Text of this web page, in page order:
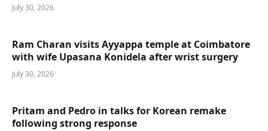
July 30, 2026
Ram Charan visits Ayyappa temple at Coimbatore
with wife Upasana Konidela after wrist surgery
July 30, 2026
Pritam and Pedro in talks for Korean remake
following strong response